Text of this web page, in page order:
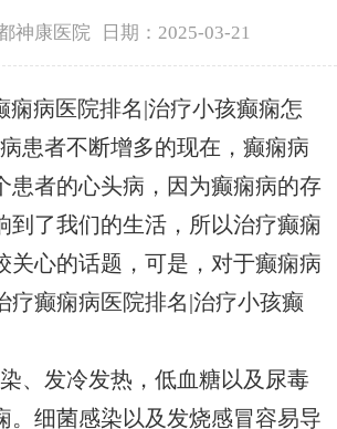
神康医院 日期：2025-03-21
痫病医院排名|治疗小孩癫痫怎
患者不断增多的现在，癫痫病
患者的心头病，因为癫痫病的存
到了我们的生活，所以治疗癫痫
关心的话题，可是，对于癫痫病
疗癫痫病医院排名|治疗小孩癫
、发冷发热，低血糖以及尿毒
。细菌感染以及发烧感冒容易导